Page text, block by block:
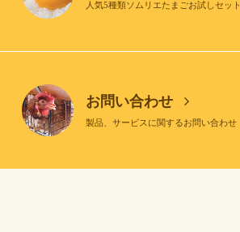
人気5種類ソムリエたまごお試しセット
お問い合わせ
製品、サービスに関するお問い合わせ